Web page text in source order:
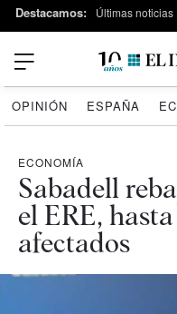
Destacamos: Últimas noticias
OPINIÓN ESPAÑA
ECONOMÍA
Sabadell
el ERE, hasta
afectados